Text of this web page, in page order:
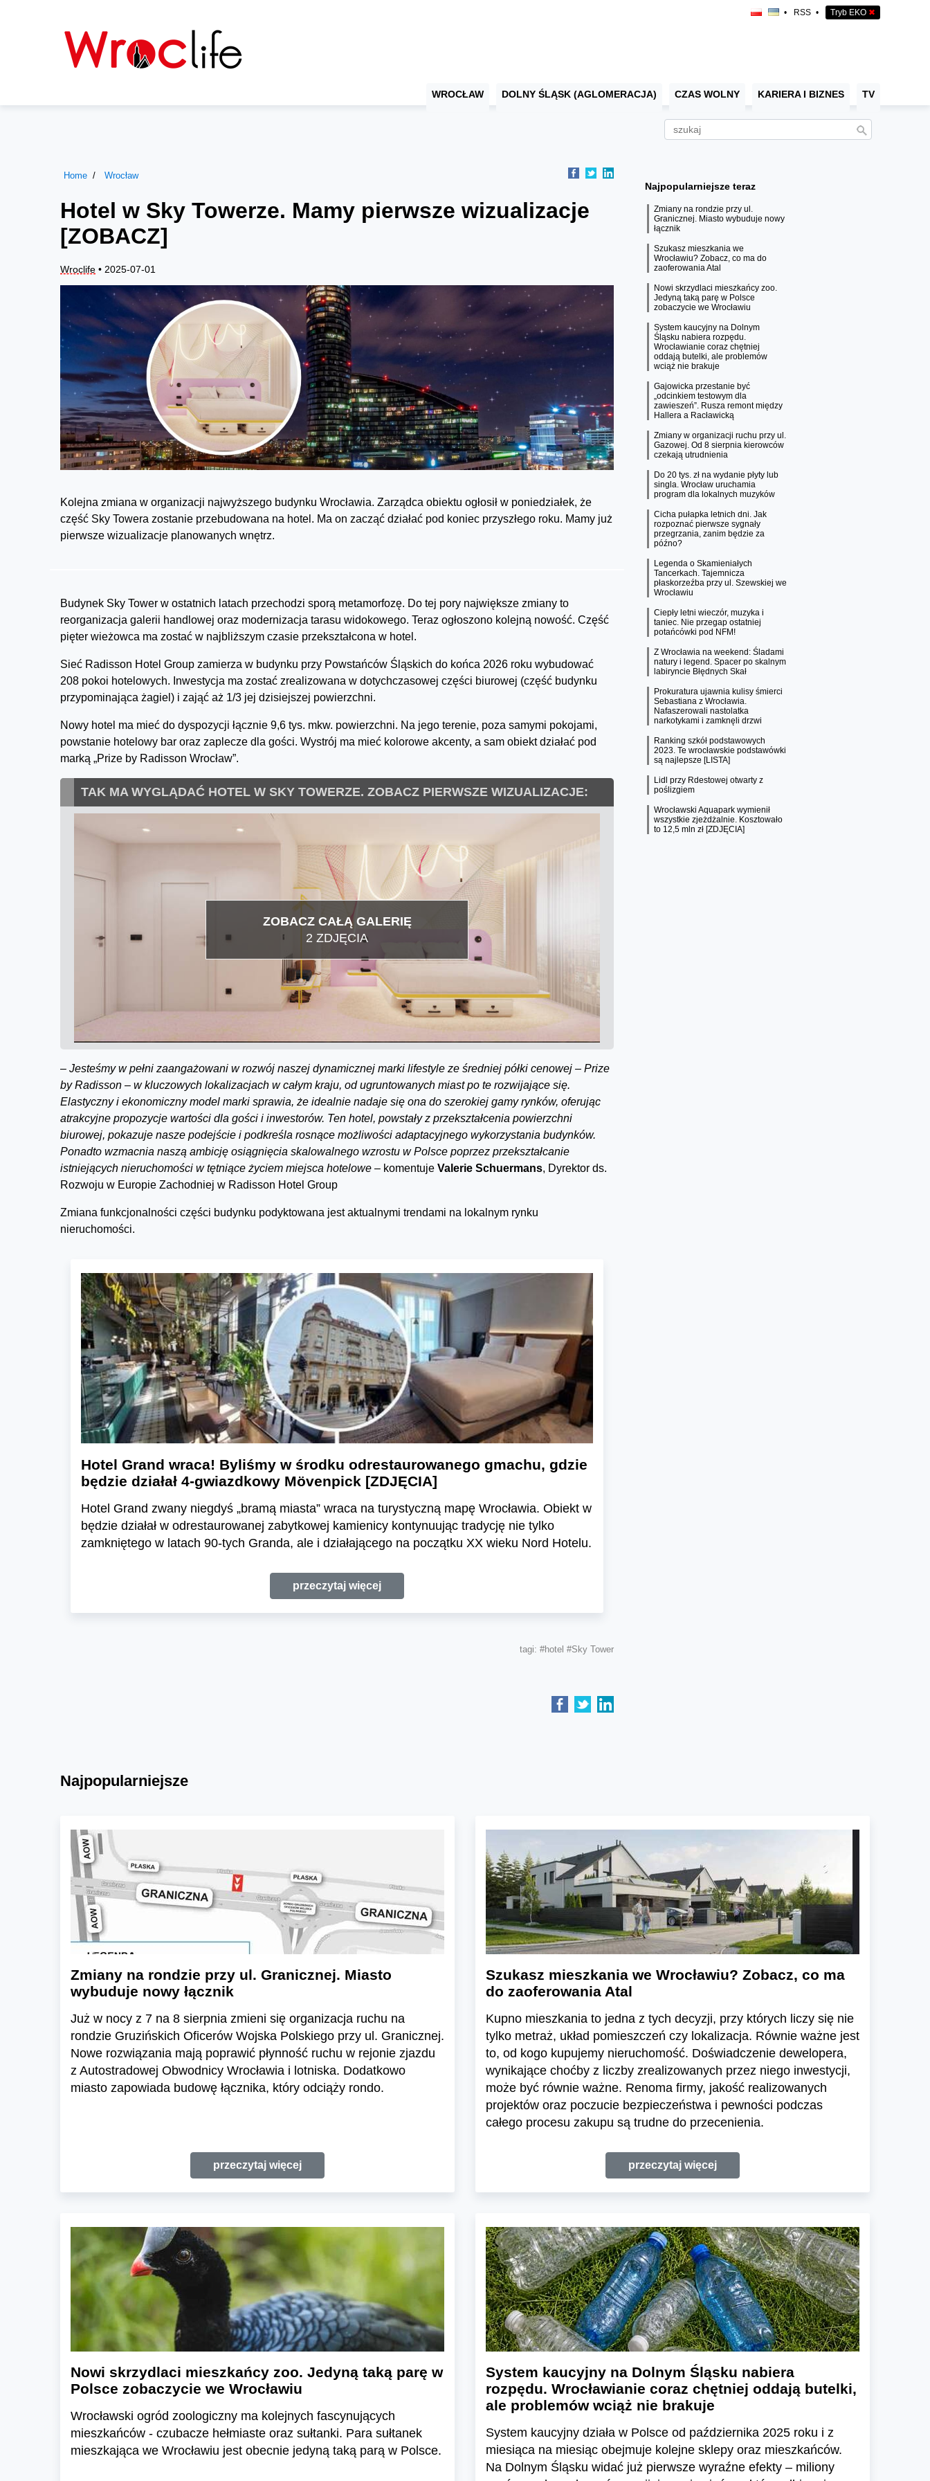
• RSS • Tryb EKO ✖
WROCŁAW DOLNY ŚLĄSK (AGLOMERACJA) CZAS WOLNY KARIERA I BIZNES TV
Home Wrocław
Hotel w Sky Towerze. Mamy pierwsze wizualizacje
[ZOBACZ]
Wroclife • 2025-07-01
Kolejna zmiana w organizacji najwyższego budynku Wrocławia. Zarządca obiektu ogłosił w poniedziałek, że
część Sky Towera zostanie przebudowana na hotel. Ma on zacząć działać pod koniec przyszłego roku. Mamy już
pierwsze wizualizacje planowanych wnętrz.
Budynek Sky Tower w ostatnich latach przechodzi sporą metamorfozę. Do tej pory największe zmiany to
reorganizacja galerii handlowej oraz modernizacja tarasu widokowego. Teraz ogłoszono kolejną nowość. Część
pięter wieżowca ma zostać w najbliższym czasie przekształcona w hotel.
Sieć Radisson Hotel Group zamierza w budynku przy Powstańców Śląskich do końca 2026 roku wybudować
208 pokoi hotelowych. Inwestycja ma zostać zrealizowana w dotychczasowej części biurowej (część budynku
przypominająca żagiel) i zająć aż 1/3 jej dzisiejszej powierzchni.
Nowy hotel ma mieć do dyspozycji łącznie 9,6 tys. mkw. powierzchni. Na jego terenie, poza samymi pokojami,
powstanie hotelowy bar oraz zaplecze dla gości. Wystrój ma mieć kolorowe akcenty, a sam obiekt działać pod
marką „Prize by Radisson Wrocław”.
TAK MA WYGLĄDAĆ HOTEL W SKY TOWERZE. ZOBACZ PIERWSZE WIZUALIZACJE:
ZOBACZ CAŁĄ GALERIĘ
2 ZDJĘCIA
– Jesteśmy w pełni zaangażowani w rozwój naszej dynamicznej marki lifestyle ze średniej półki cenowej – Prize
by Radisson – w kluczowych lokalizacjach w całym kraju, od ugruntowanych miast po te rozwijające się.
Elastyczny i ekonomiczny model marki sprawia, że idealnie nadaje się ona do szerokiej gamy rynków, oferując
atrakcyjne propozycje wartości dla gości i inwestorów. Ten hotel, powstały z przekształcenia powierzchni
biurowej, pokazuje nasze podejście i podkreśla rosnące możliwości adaptacyjnego wykorzystania budynków.
Ponadto wzmacnia naszą ambicję osiągnięcia skalowalnego wzrostu w Polsce poprzez przekształcanie
istniejących nieruchomości w tętniące życiem miejsca hotelowe – komentuje Valerie Schuermans, Dyrektor ds.
Rozwoju w Europie Zachodniej w Radisson Hotel Group
Zmiana funkcjonalności części budynku podyktowana jest aktualnymi trendami na lokalnym rynku
nieruchomości.
Hotel Grand wraca! Byliśmy w środku odrestaurowanego gmachu, gdzie
będzie działał 4-gwiazdkowy Mövenpick [ZDJĘCIA]
Hotel Grand zwany niegdyś „bramą miasta” wraca na turystyczną mapę Wrocławia. Obiekt w
będzie działał w odrestaurowanej zabytkowej kamienicy kontynuując tradycję nie tylko
zamkniętego w latach 90-tych Granda, ale i działającego na początku XX wieku Nord Hotelu.
przeczytaj więcej
tagi: #hotel #Sky Tower
Najpopularniejsze teraz
Zmiany na rondzie przy ul.
Granicznej. Miasto wybuduje nowy
łącznik
Szukasz mieszkania we
Wrocławiu? Zobacz, co ma do
zaoferowania Atal
Nowi skrzydlaci mieszkańcy zoo.
Jedyną taką parę w Polsce
zobaczycie we Wrocławiu
System kaucyjny na Dolnym
Śląsku nabiera rozpędu.
Wrocławianie coraz chętniej
oddają butelki, ale problemów
wciąż nie brakuje
Gajowicka przestanie być
„odcinkiem testowym dla
zawieszeń”. Rusza remont między
Hallera a Racławicką
Zmiany w organizacji ruchu przy ul.
Gazowej. Od 8 sierpnia kierowców
czekają utrudnienia
Do 20 tys. zł na wydanie płyty lub
singla. Wrocław uruchamia
program dla lokalnych muzyków
Cicha pułapka letnich dni. Jak
rozpoznać pierwsze sygnały
przegrzania, zanim będzie za
późno?
Legenda o Skamieniałych
Tancerkach. Tajemnicza
płaskorzeźba przy ul. Szewskiej we
Wrocławiu
Ciepły letni wieczór, muzyka i
taniec. Nie przegap ostatniej
potańcówki pod NFM!
Z Wrocławia na weekend: Śladami
natury i legend. Spacer po skalnym
labiryncie Błędnych Skał
Prokuratura ujawnia kulisy śmierci
Sebastiana z Wrocławia.
Nafaszerowali nastolatka
narkotykami i zamknęli drzwi
Ranking szkół podstawowych
2023. Te wrocławskie podstawówki
są najlepsze [LISTA]
Lidl przy Rdestowej otwarty z
poślizgiem
Wrocławski Aquapark wymienił
wszystkie zjeżdżalnie. Kosztowało
to 12,5 mln zł [ZDJĘCIA]
Najpopularniejsze
Zmiany na rondzie przy ul. Granicznej. Miasto
wybuduje nowy łącznik
Już w nocy z 7 na 8 sierpnia zmieni się organizacja ruchu na
rondzie Gruzińskich Oficerów Wojska Polskiego przy ul. Granicznej.
Nowe rozwiązania mają poprawić płynność ruchu w rejonie zjazdu
z Autostradowej Obwodnicy Wrocławia i lotniska. Dodatkowo
miasto zapowiada budowę łącznika, który odciąży rondo.
przeczytaj więcej
Szukasz mieszkania we Wrocławiu? Zobacz, co ma
do zaoferowania Atal
Kupno mieszkania to jedna z tych decyzji, przy których liczy się nie
tylko metraż, układ pomieszczeń czy lokalizacja. Równie ważne jest
to, od kogo kupujemy nieruchomość. Doświadczenie dewelopera,
wynikające choćby z liczby zrealizowanych przez niego inwestycji,
może być równie ważne. Renoma firmy, jakość realizowanych
projektów oraz poczucie bezpieczeństwa i pewności podczas
całego procesu zakupu są trudne do przecenienia.
przeczytaj więcej
Nowi skrzydlaci mieszkańcy zoo. Jedyną taką parę w
Polsce zobaczycie we Wrocławiu
Wrocławski ogród zoologiczny ma kolejnych fascynujących
mieszkańców - czubacze hełmiaste oraz sułtanki. Para sułtanek
mieszkająca we Wrocławiu jest obecnie jedyną taką parą w Polsce.
System kaucyjny na Dolnym Śląsku nabiera
rozpędu. Wrocławianie coraz chętniej oddają butelki,
ale problemów wciąż nie brakuje
System kaucyjny działa w Polsce od października 2025 roku i z
miesiąca na miesiąc obejmuje kolejne sklepy oraz mieszkańców.
Na Dolnym Śląsku widać już pierwsze wyraźne efekty – miliony